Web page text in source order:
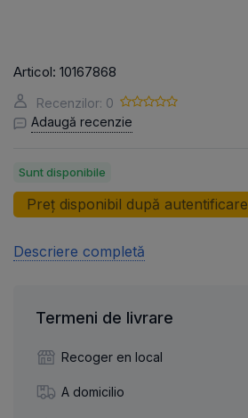
Articol: 10167868
Recenzilor: 0
Adaugă recenzie
Sunt disponibile
Preț disponibil după autentificare
Descriere completă
Termeni de livrare
Recoger en local
A domicilio